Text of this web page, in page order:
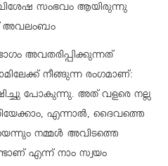
സംഭവം ആയിരുന്നു
അവലംബം
അവതരിപ്പിക്കുന്നത്
നീങ്ങുന്ന രംഗമാണ്:
പോകുന്നു. അത് വളരെ നല്ല
എന്നാൽ, ദൈവത്തെ
നമ്മൾ അവിടത്തെ
എന്ന് നാം സ്വയം